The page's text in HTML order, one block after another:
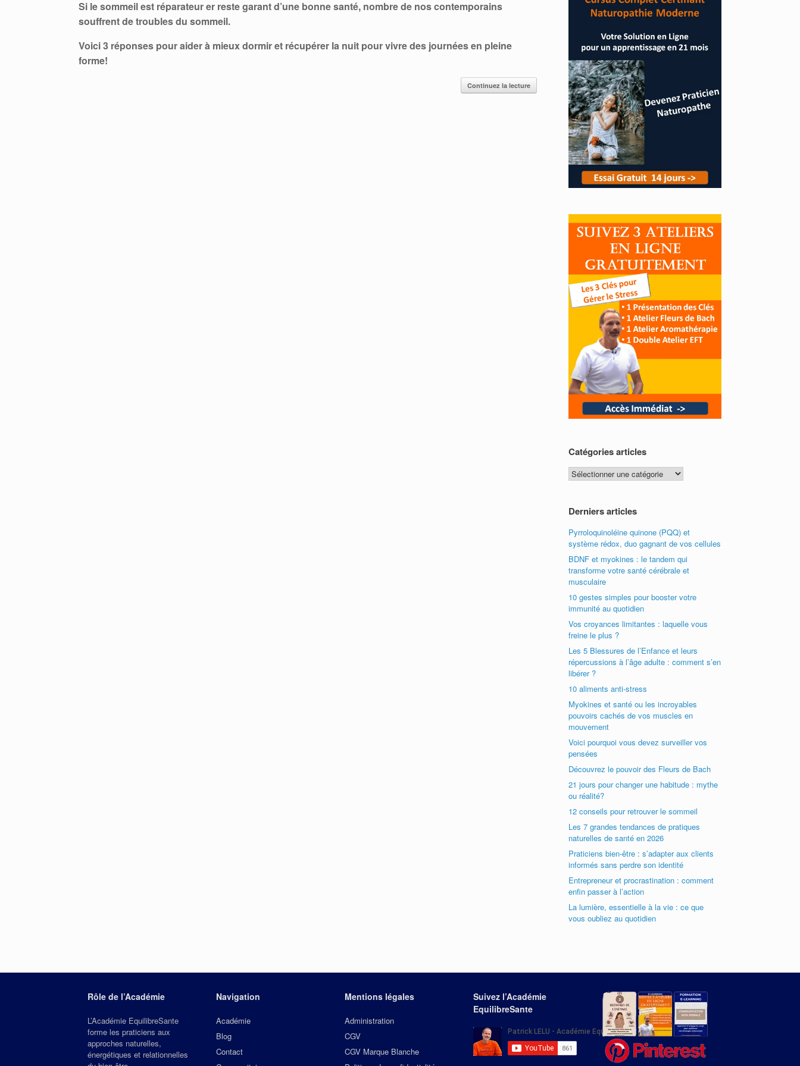
Si le sommeil est réparateur er reste garant d’une bonne santé, nombre de nos contemporains
souffrent de troubles du sommeil.
Voici 3 réponses pour aider à mieux dormir et récupérer la nuit pour vivre des journées en pleine
forme!
Continuez la lecture
Catégories articles
Catégories
articles
Derniers articles
Pyrroloquinoléine quinone (PQQ) et
système rédox, duo gagnant de vos cellules
BDNF et myokines : le tandem qui
transforme votre santé cérébrale et
musculaire
10 gestes simples pour booster votre
immunité au quotidien
Vos croyances limitantes : laquelle vous
freine le plus ?
Les 5 Blessures de l’Enfance et leurs
répercussions à l’âge adulte : comment s’en
libérer ?
10 aliments anti-stress
Myokines et santé ou les incroyables
pouvoirs cachés de vos muscles en
mouvement
Voici pourquoi vous devez surveiller vos
pensées
Découvrez le pouvoir des Fleurs de Bach
21 jours pour changer une habitude : mythe
ou réalité?
12 conseils pour retrouver le sommeil
Les 7 grandes tendances de pratiques
naturelles de santé en 2026
Praticiens bien-être : s’adapter aux clients
informés sans perdre son identité
Entrepreneur et procrastination : comment
enfin passer à l’action
La lumière, essentielle à la vie : ce que
vous oubliez au quotidien
Rôle de l’Académie
L’Académie EquilibreSante
forme les praticiens aux
approches naturelles,
énergétiques et relationnelles
Navigation
Académie
Blog
Contact
Mentions légales
Administration
CGV
CGV Marque Blanche
Suivez l’Académie
EquilibreSante